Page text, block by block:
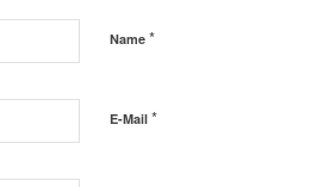
Name *
E-Mail *